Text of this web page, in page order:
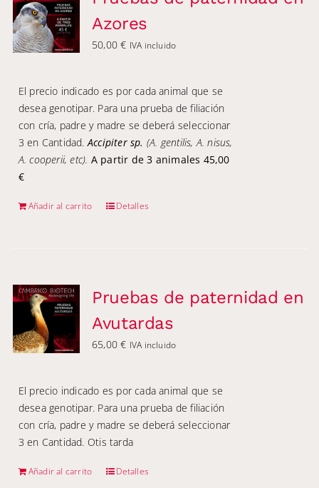
Azores
50,00€ IVA incluido
El precio indicado es por cada animal que se
desea genotipar. Para una prueba de filiación
con cría, padre y madre se deberá seleccionar
3 en Cantidad.Accipiter sp. (A. gentilis, A. nisus,
A. cooperii, etc). A partir de 3 animales 45,00
€
Añadir al carrito Detalles
Pruebas de paternidad en
Avutardas
65,00€ IVA incluido
El precio indicado es por cada animal que se
desea genotipar. Para una prueba de filiación
con cría, padre y madre se deberá seleccionar
3 en Cantidad. Otis tarda
Añadir al carrito Detalles